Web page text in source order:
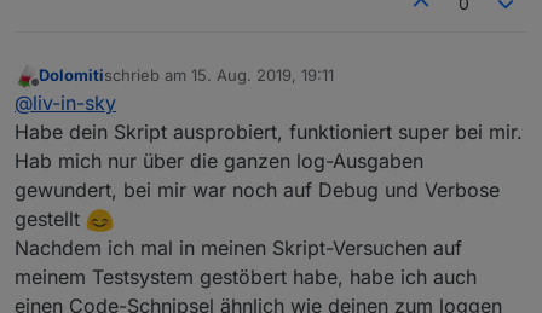
Offline
Dolomitischrieb am 15. Aug. 2019, 19:11
zuletzt editiert von
@liv-in-sky
Habe dein Skript ausprobiert, funktioniert super bei mir.
Hab mich nur über die ganzen log-Ausgaben
gewundert, bei mir war noch auf Debug und Verbose
gestellt
Nachdem ich mal in meinen Skript-Versuchen auf
meinem Testsystem gestöbert habe, habe ich auch
einen Code-Schnipsel ähnlich wie deinen zum loggen